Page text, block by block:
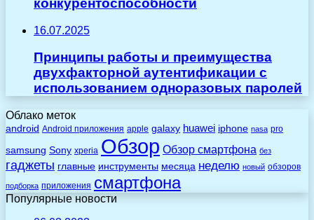
конкурентоспособности
16.07.2025
Принципы работы и преимущества
двухфакторной аутентификации с
использованием одноразовых паролей
Облако меток
android Android приложения apple galaxy huawei iphone nasa pro
samsung Sony xperia Обзор Обзор смартфона без
гаджеты главные инструменты месяца неделю новый обзоров
подборка приложения смартфона
Популярные новости